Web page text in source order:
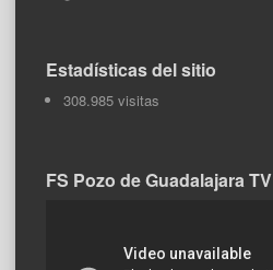
Estadísticas del sitio
308.985 visitas
FS Pozo de Guadalajara TV